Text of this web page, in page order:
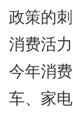
政策的
消费活
今年消
车、家